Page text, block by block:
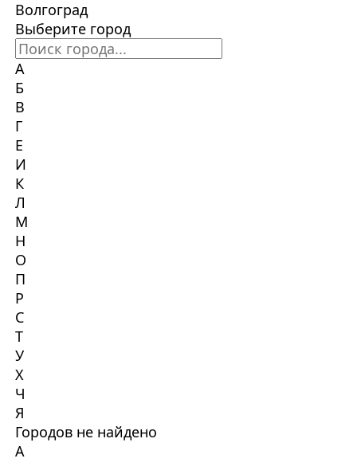
Волгоград
Выберите город
А
Б
В
Г
Е
И
К
Л
М
Н
О
П
Р
С
Т
У
Х
Ч
Я
Городов не найдено
А